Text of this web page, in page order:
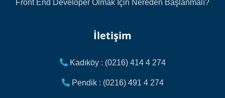
Front End Developer Olmak İçin Nereden Başlanmalı?
İletişim
Kadıköy : (0216) 414 4 274
Pendik : (0216) 491 4 274